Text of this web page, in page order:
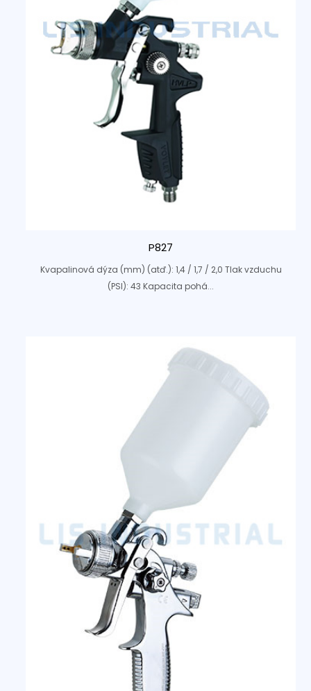
P827
Kvapalinová dýza (mm) (atď.): 1,4 / 1,7 / 2,0 Tlak vzduchu
(PSI): 43 Kapacita pohá...